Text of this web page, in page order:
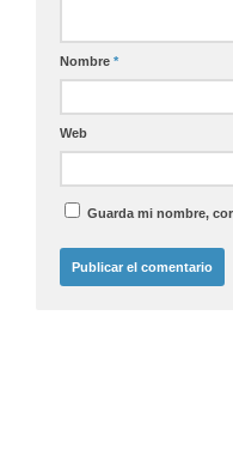
Nombre *
Web
Guarda mi nombre,